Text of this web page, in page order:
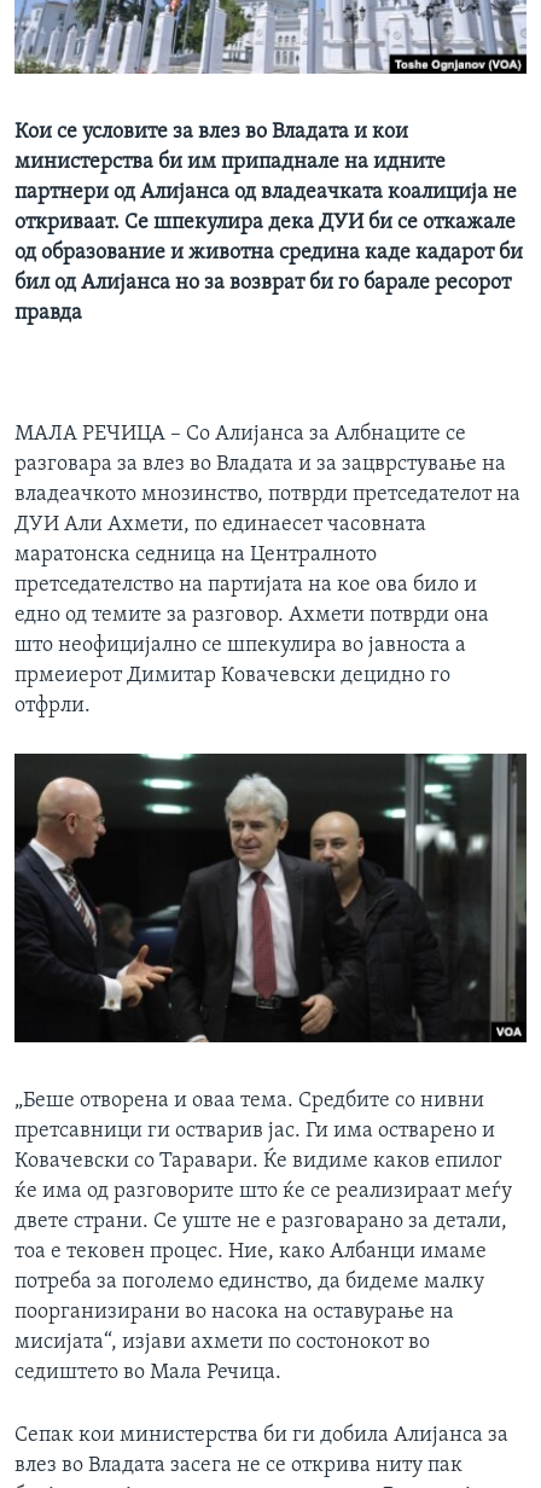
Кои се условите за влез во Владата и кои
министерства би им припаднале на идните
партнери од Алијанса од владеачката коалиција не
откриваат. Се шпекулира дека ДУИ би се откажале
од образование и животна средина каде кадарот би
бил од Алијанса но за возврат би го барале ресорот
правда
МАЛА РЕЧИЦА – Со Алијанса за Албнаците се
разговара за влез во Владата и за зацврстување на
владеачкото мнозинство, потврди претседателот на
ДУИ Али Ахмети, по единаесет часовната
маратонска седница на Централното
претседателство на партијата на кое ова било и
едно од темите за разговор. Ахмети потврди она
што неофицијално се шпекулира во јавноста а
прмеиерот Димитар Ковачевски децидно го
отфрли.
„Беше отворена и оваа тема. Средбите со нивни
претсавници ги остварив јас. Ги има остварено и
Ковачевски со Таравари. Ќе видиме каков епилог
ќе има од разговорите што ќе се реализираат меѓу
двете страни. Се уште не е разговарано за детали,
тоа е тековен процес. Ние, како Албанци имаме
потреба за поголемо единство, да бидеме малку
поорганизирани во насока на оставурање на
мисијата“, изјави ахмети по состонокот во
седиштето во Мала Речица.
Сепак кои министерства би ги добила Алијанса за
влез во Владата засега не се открива ниту пак